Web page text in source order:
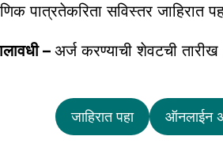
पात्रतेकरिता सविस्तर जाहिरात
– अर्ज करण्याची शेवटची
जाहिरात पहा ऑनलाईन